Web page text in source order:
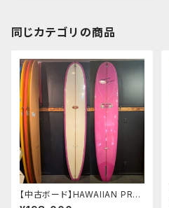
同じカテゴリの商品
【中古ボード】HAWAIIAN PRO
DESIGNS NR-2 9'6"ドナルド